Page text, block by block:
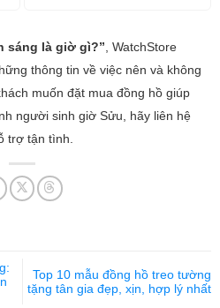
sáng là giờ gì?” , WatchStore
thông tin về việc nên và không
muốn đặt mua đồng hồ giúp
người sinh giờ Sửu, hãy liên hệ
trợ tận tình.
Top 10 mẫu đồng hồ treo tường
tặng tân gia đẹp, xịn, hợp lý nhất